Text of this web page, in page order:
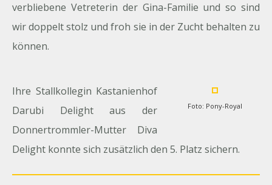
verbliebene Vetreterin der Gina-Familie und so sind
wir doppelt stolz und froh sie in der Zucht behalten zu
können.
Foto: Pony-Royal
Ihre Stallkollegin Kastanienhof
Darubi Delight aus der
Donnertrommler-Mutter Diva
Delight konnte sich zusätzlich den 5. Platz sichern.